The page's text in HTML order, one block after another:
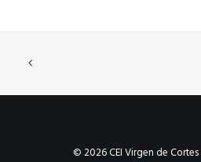
© 2026 CEI Virgen de